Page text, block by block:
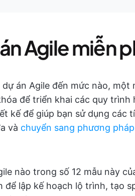
Agile miễn
án Agile đến mức nào, một
để triển khai các quy trình
kế để giúp bạn sử dụng các
và chuyển sang phương
nào trong số 12 mẫu này
để lập kế hoạch lộ trình, tạo